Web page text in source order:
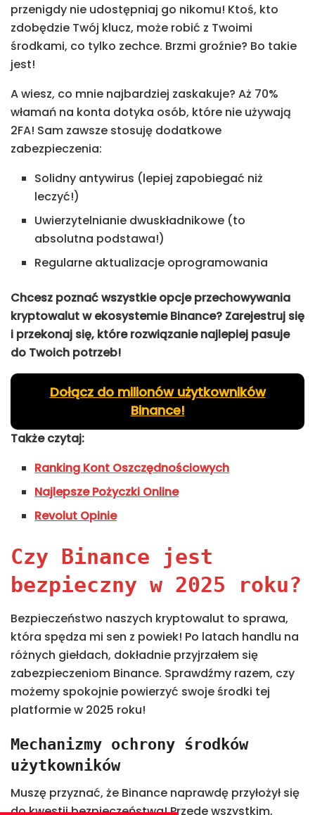
przenigdy nie udostępniaj go nikomu! Ktoś, kto
zdobędzie Twój klucz, może robić z Twoimi
środkami, co tylko zechce. Brzmi groźnie? Bo takie
jest!
A wiesz, co mnie najbardziej zaskakuje? Aż 70%
włamań na konta dotyka osób, które nie używają
2FA! Sam zawsze stosuję dodatkowe
zabezpieczenia:
Solidny antywirus (lepiej zapobiegać niż
leczyć!)
Uwierzytelnianie dwuskładnikowe (to
absolutna podstawa!)
Regularne aktualizacje oprogramowania
Chcesz poznać wszystkie opcje przechowywania
kryptowalut w ekosystemie Binance? Zarejestruj się
i przekonaj się, które rozwiązanie najlepiej pasuje
do Twoich potrzeb!
Dołącz do milionów użytkowników
Binance!
Także czytaj:
Ranking Kont Oszczędnościowych
Najlepsze Pożyczki Online
Revolut Opinie
Czy Binance jest
bezpieczny w 2025 roku?
Bezpieczeństwo naszych kryptowalut to sprawa,
która spędza mi sen z powiek! Po latach handlu na
różnych giełdach, dokładnie przyjrzałem się
zabezpieczeniom Binance. Sprawdźmy razem, czy
możemy spokojnie powierzyć swoje środki tej
platformie w 2025 roku!
Mechanizmy ochrony środków
użytkowników
Muszę przyznać, że Binance naprawdę przyłożył się
do kwestii bezpieczeństwa! Przede wszystkim,